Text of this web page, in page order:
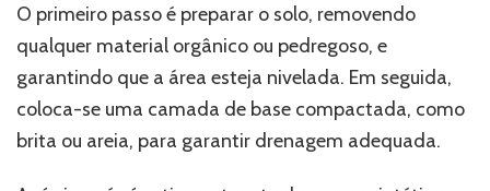
O primeiro passo é preparar o solo, removendo
qualquer material orgânico ou pedregoso, e
garantindo que a área esteja nivelada. Em seguida,
coloca-se uma camada de base compactada, como
brita ou areia, para garantir drenagem adequada.